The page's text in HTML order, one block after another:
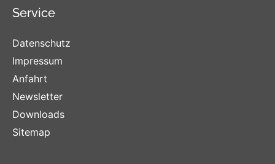
Service
Datenschutz
Impressum
Anfahrt
Newsletter
Downloads
Sitemap